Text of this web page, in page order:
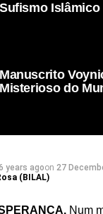
Sufismo Islâmico
Manuscrito
Misterioso do
years agoon 27
(BILAL)
Num